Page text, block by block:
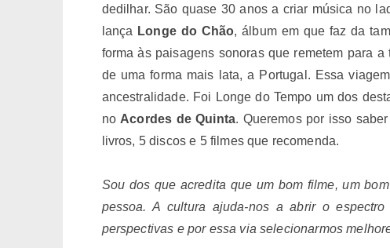
dedilhar. São quase 30 anos a criar música no
lança Longe do Chão, álbum em que faz da
forma às paisagens sonoras que remetem para
de uma forma mais lata, a Portugal. Essa
ancestralidade. Foi Longe do Tempo um dos
no Acordes de Quinta. Queremos por isso
livros, 5 discos e 5 filmes que recomenda.
Sou dos que acredita que um bom filme, um
pessoa. A cultura ajuda-nos a abrir o
perspectivas e por essa via selecionarmos